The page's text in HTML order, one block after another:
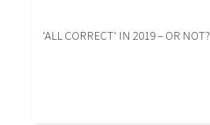
‘ALL CORRECT’ IN 2019 – OR NOT?